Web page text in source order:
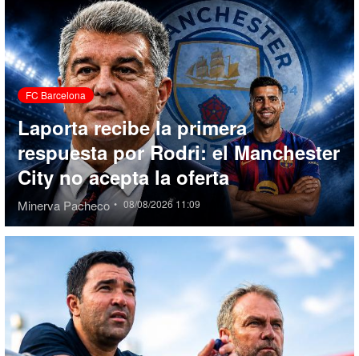
FC Barcelona
Laporta recibe la primera
respuesta por Rodri: el Manchester
City no acepta la oferta
Minerva Pacheco • 08/08/2026 11:09